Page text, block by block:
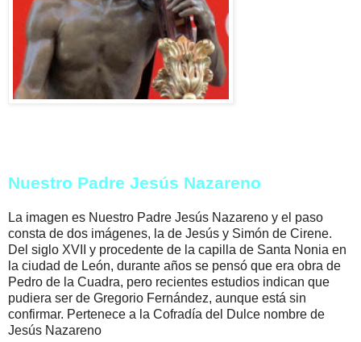
Nuestro Padre Jesús Nazareno
La imagen es Nuestro Padre Jesús Nazareno y el paso
consta de dos imágenes, la de Jesús y Simón de Cirene.
Del siglo XVII y procedente de la capilla de Santa Nonia en
la ciudad de León, durante años se pensó que era obra de
Pedro de la Cuadra, pero recientes estudios indican que
pudiera ser de Gregorio Fernández, aunque está sin
confirmar. Pertenece a la Cofradía del Dulce nombre de
Jesús Nazareno